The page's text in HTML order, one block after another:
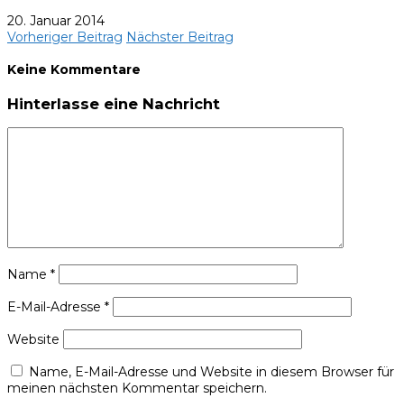
20. Januar 2014
Vorheriger Beitrag Nächster Beitrag
Keine Kommentare
Hinterlasse eine Nachricht
Name *
E-Mail-Adresse *
Website
Name, E-Mail-Adresse und Website in diesem Browser für
meinen nächsten Kommentar speichern.